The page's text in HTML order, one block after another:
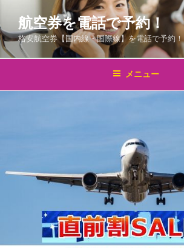
テ
ン
ス
航空券を電話で予約！
格安航空券【国内線・国際線】を電話で予約！
メニュー